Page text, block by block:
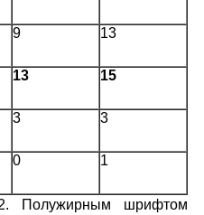
9 13
13 15
3 3
0 1
Полужирным шрифтом